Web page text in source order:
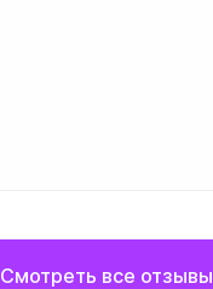
Смотреть все отзывы